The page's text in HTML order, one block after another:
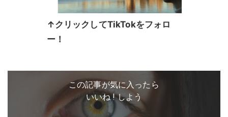
↑クリックしてTikTokをフォロ
ー！
この記事が気に入ったら
いいね ! しよう